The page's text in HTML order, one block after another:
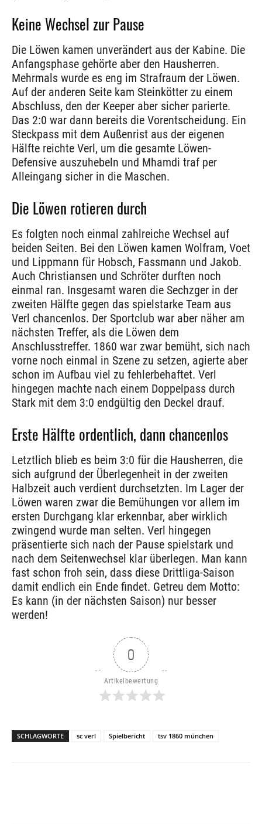
Keine Wechsel zur Pause
Die Löwen kamen unverändert aus der Kabine. Die
Anfangsphase gehörte aber den Hausherren.
Mehrmals wurde es eng im Strafraum der Löwen.
Auf der anderen Seite kam Steinkötter zu einem
Abschluss, den der Keeper aber sicher parierte.
Das 2:0 war dann bereits die Vorentscheidung. Ein
Steckpass mit dem Außenrist aus der eigenen
Hälfte reichte Verl, um die gesamte Löwen-
Defensive auszuhebeln und Mhamdi traf per
Alleingang sicher in die Maschen.
Die Löwen rotieren durch
Es folgten noch einmal zahlreiche Wechsel auf
beiden Seiten. Bei den Löwen kamen Wolfram, Voet
und Lippmann für Hobsch, Fassmann und Jakob.
Auch Christiansen und Schröter durften noch
einmal ran. Insgesamt waren die Sechzger in der
zweiten Hälfte gegen das spielstarke Team aus
Verl chancenlos. Der Sportclub war aber näher am
nächsten Treffer, als die Löwen dem
Anschlusstreffer. 1860 war zwar bemüht, sich nach
vorne noch einmal in Szene zu setzen, agierte aber
schon im Aufbau viel zu fehlerbehaftet. Verl
hingegen machte nach einem Doppelpass durch
Stark mit dem 3:0 endgültig den Deckel drauf.
Erste Hälfte ordentlich, dann chancenlos
Letztlich blieb es beim 3:0 für die Hausherren, die
sich aufgrund der Überlegenheit in der zweiten
Halbzeit auch verdient durchsetzten. Im Lager der
Löwen waren zwar die Bemühungen vor allem im
ersten Durchgang klar erkennbar, aber wirklich
zwingend wurde man selten. Verl hingegen
präsentierte sich nach der Pause spielstark und
nach dem Seitenwechsel klar überlegen. Man kann
fast schon froh sein, dass diese Drittliga-Saison
damit endlich ein Ende findet. Getreu dem Motto:
Es kann (in der nächsten Saison) nur besser
werden!
0
Artikelbewertung
SCHLAGWORTE sc verl Spielbericht tsv 1860 münchen